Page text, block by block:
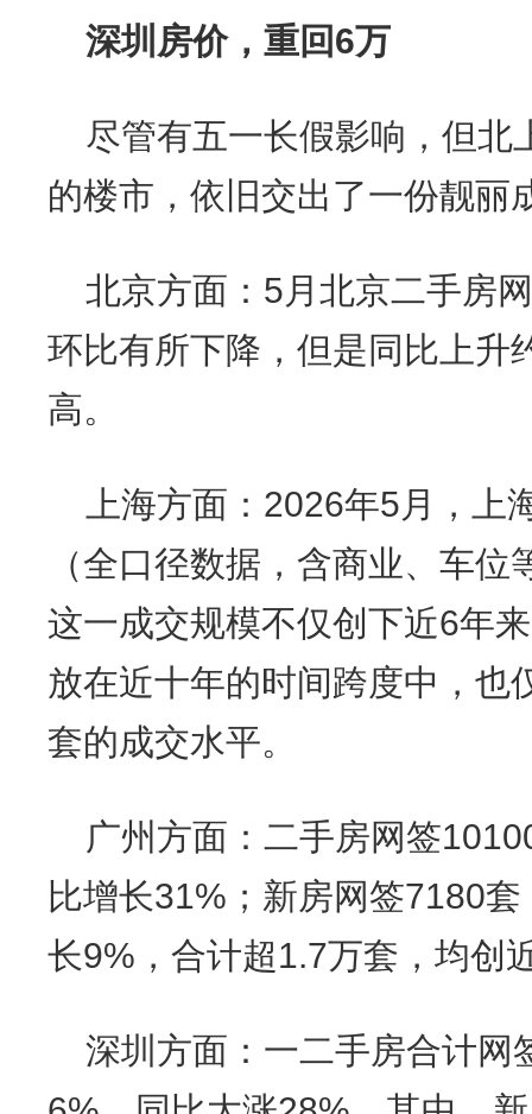
深圳房价，重回6万
尽管有五一长假影响，但北
的楼市，依旧交出了一份靓丽
北京方面：5月北京二手房
环比有所下降，但是同比上升
高。
上海方面：2026年5月，
（全口径数据，含商业、车
这一成交规模不仅创下近6年
放在近十年的时间跨度中，也
套的成交水平。
广州方面：二手房网签
比增长31%；新房网签7180
长9%，合计超1.7万套，均创
深圳方面：一二手房合计网